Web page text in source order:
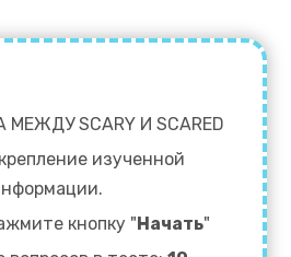
SCARY И SCARED
изученной
кнопку "Начать"